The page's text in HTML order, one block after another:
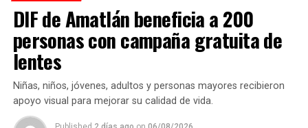
DIF de Amatlán beneficia a 200
personas con campaña gratuita de
lentes
Niñas, niños, jóvenes, adultos y personas mayores recibieron
apoyo visual para mejorar su calidad de vida.